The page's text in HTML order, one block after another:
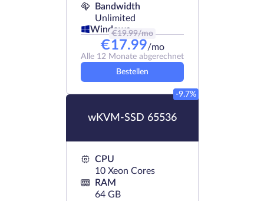
Bandwidth
Unlimited
Windows
€19.99/mo
€17.99/mo
Alle 12 Monate abgerechnet
Bestellen
wKVM-SSD 65536
-9.7%
CPU
10 Xeon Cores
RAM
64 GB